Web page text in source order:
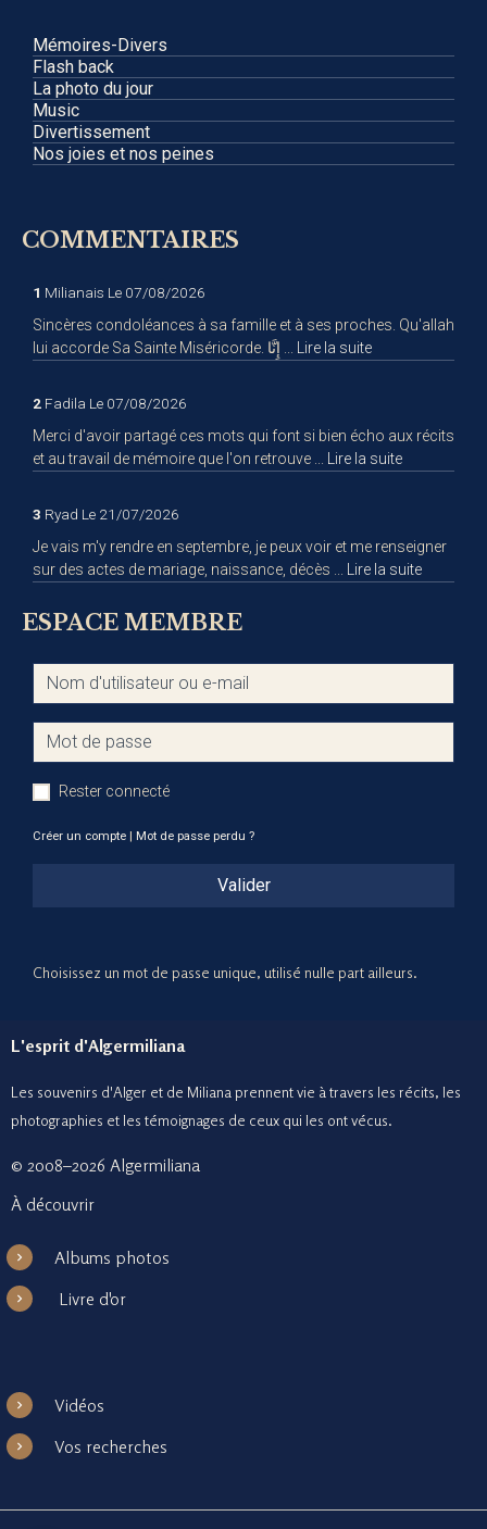
Mémoires-Divers
Flash back
La photo du jour
Music
Divertissement
Nos joies et nos peines
COMMENTAIRES
1 Milianais Le 07/08/2026
Sincères condoléances à sa famille et à ses proches. Qu'allah
lui accorde Sa Sainte Miséricorde. إِنَّا ... Lire la suite
2 Fadila Le 07/08/2026
Merci d'avoir partagé ces mots qui font si bien écho aux récits
et au travail de mémoire que l'on retrouve ... Lire la suite
3 Ryad Le 21/07/2026
Je vais m'y rendre en septembre, je peux voir et me renseigner
sur des actes de mariage, naissance, décès ... Lire la suite
ESPACE MEMBRE
Rester connecté
Créer un compte Mot de passe perdu ?
Valider
Choisissez un mot de passe unique, utilisé nulle part ailleurs.
L'esprit d'Algermiliana
Les souvenirs d'Alger et de Miliana prennent vie à travers les récits, les
photographies et les témoignages de ceux qui les ont vécus.
© 2008–2026 Algermiliana
À découvrir
Albums photos
Livre d'or
Vidéos
Vos recherches